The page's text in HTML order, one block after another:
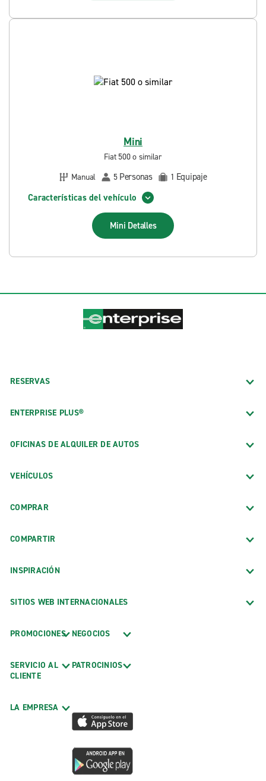
Mini
Fiat 500 o similar
Manual
5 Personas 1 Equipaje
Características del vehículo
Mini Detalles
RESERVAS
ENTERPRISE PLUS®
OFICINAS DE ALQUILER DE AUTOS
VEHÍCULOS
COMPRAR
COMPARTIR
INSPIRACIÓN
SITIOS WEB INTERNACIONALES
PROMOCIONES
SERVICIO AL
CLIENTE
LA EMPRESA
NEGOCIOS
PATROCINIOS